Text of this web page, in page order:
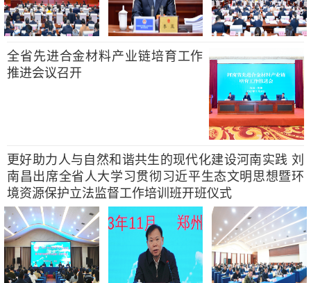
全省先进合金材料产业链培育工作
推进会议召开
更好助力人与自然和谐共生的现代化建设河南实践 刘
南昌出席全省人大学习贯彻习近平生态文明思想暨环
境资源保护立法监督工作培训班开班仪式